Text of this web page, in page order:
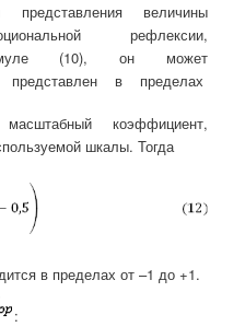
величины
рефлексии,
(10), он может
в пределах
коэффициент,
шкалы. Тогда
в пределах от –1 до +1.
: